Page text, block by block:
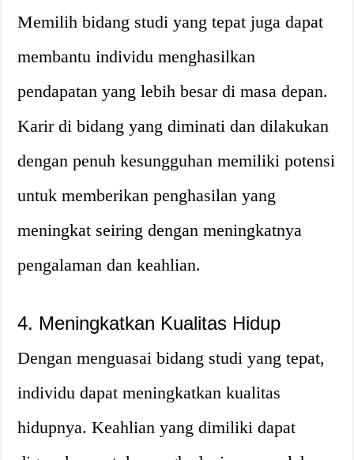
Memilih bidang studi yang tepat juga dapat
membantu individu menghasilkan
pendapatan yang lebih besar di masa depan.
Karir di bidang yang diminati dan dilakukan
dengan penuh kesungguhan memiliki potensi
untuk memberikan penghasilan yang
meningkat seiring dengan meningkatnya
pengalaman dan keahlian.
4. Meningkatkan Kualitas Hidup
Dengan menguasai bidang studi yang tepat,
individu dapat meningkatkan kualitas
hidupnya. Keahlian yang dimiliki dapat